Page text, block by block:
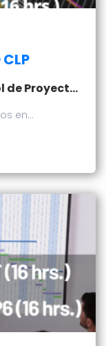
Curso Programación y Control de Proyectos en Primavera P6
en